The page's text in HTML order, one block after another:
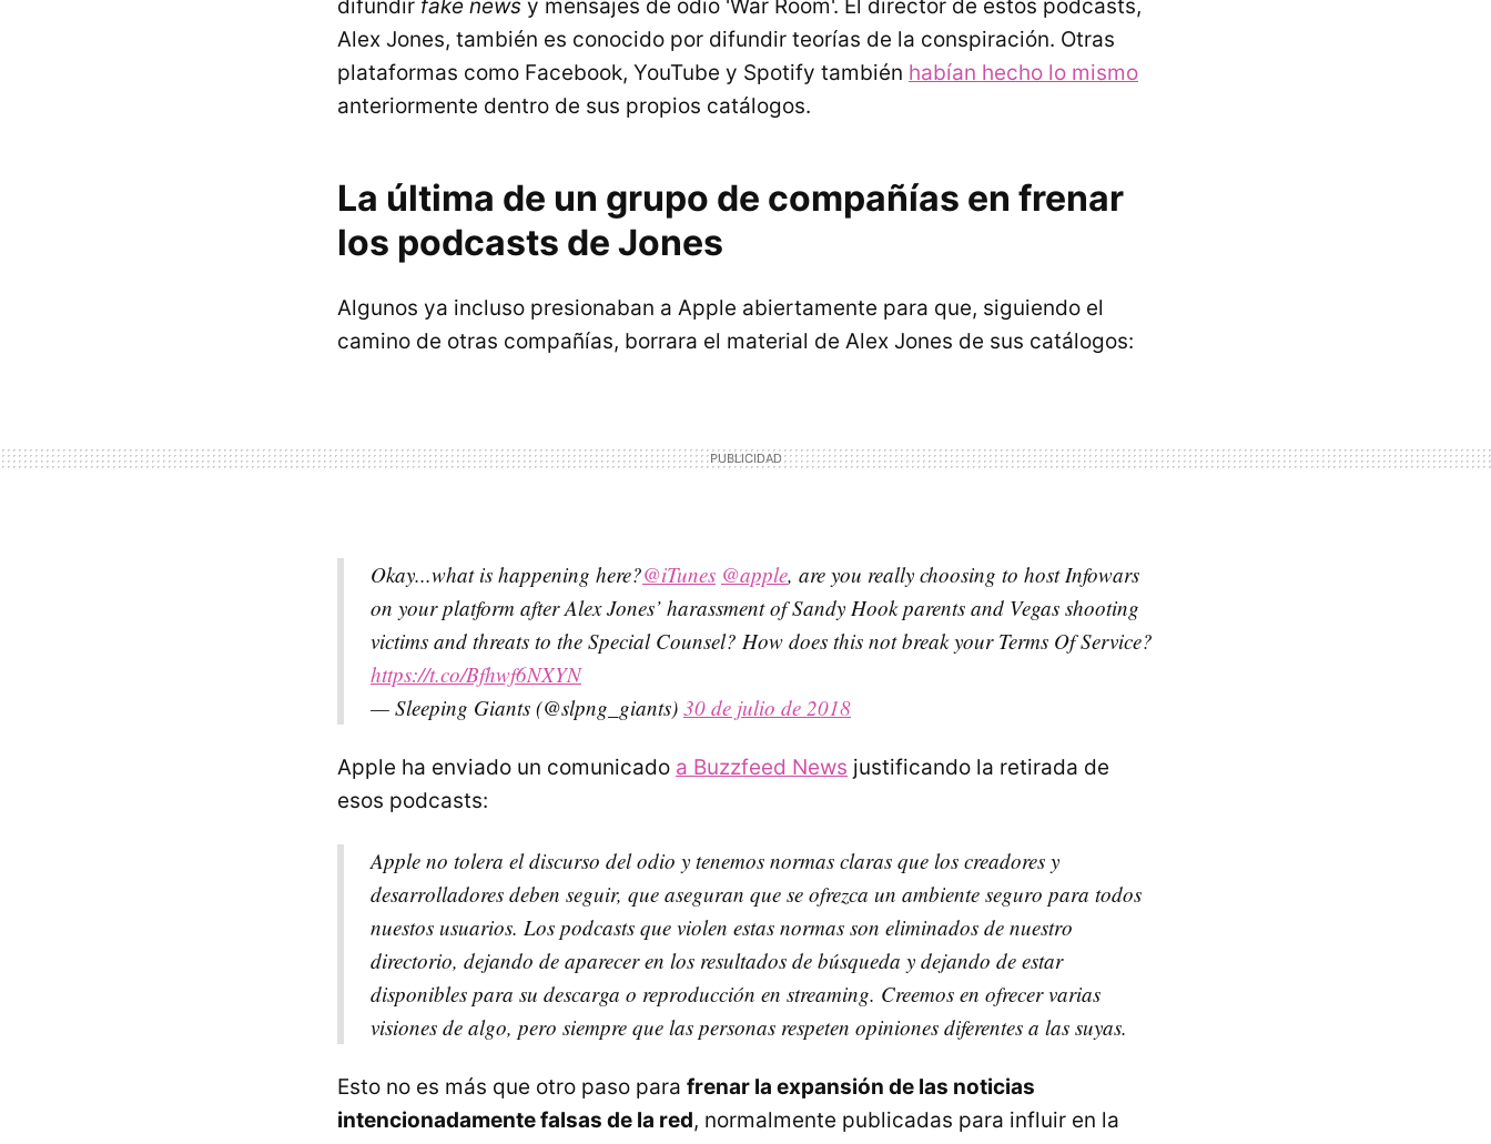
difundir fake news y mensajes de odio 'War Room'. El director de estos podcasts,
Alex Jones, también es conocido por difundir teorías de la conspiración. Otras
plataformas como Facebook, YouTube y Spotify también habían hecho lo mismo
anteriormente dentro de sus propios catálogos.
La última de un grupo de compañías en frenar
los podcasts de Jones
Algunos ya incluso presionaban a Apple abiertamente para que, siguiendo el
camino de otras compañías, borrara el material de Alex Jones de sus catálogos:
Okay...what is happening here?@iTunes @apple, are you really choosing to host Infowars
on your platform after Alex Jones’ harassment of Sandy Hook parents and Vegas shooting
victims and threats to the Special Counsel? How does this not break your Terms Of Service?
https://t.co/Bfhwf6NXYN
— Sleeping Giants (@slpng_giants) 30 de julio de 2018
Apple ha enviado un comunicado a Buzzfeed News justificando la retirada de
esos podcasts:
Apple no tolera el discurso del odio y tenemos normas claras que los creadores y
desarrolladores deben seguir, que aseguran que se ofrezca un ambiente seguro para todos
nuestos usuarios. Los podcasts que violen estas normas son eliminados de nuestro
directorio, dejando de aparecer en los resultados de búsqueda y dejando de estar
disponibles para su descarga o reproducción en streaming. Creemos en ofrecer varias
visiones de algo, pero siempre que las personas respeten opiniones diferentes a las suyas.
Esto no es más que otro paso para frenar la expansión de las noticias
intencionadamente falsas de la red, normalmente publicadas para influir en la